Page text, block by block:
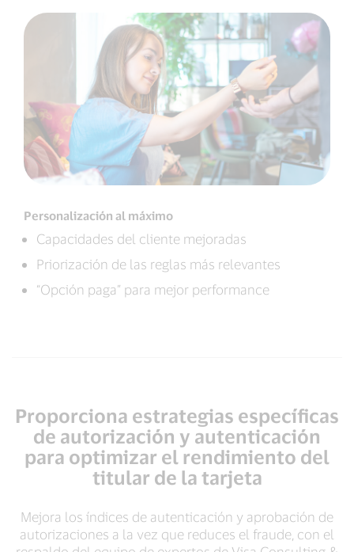
Personalización al máximo
Capacidades del cliente mejoradas
Priorización de las reglas más relevantes
“Opción paga” para mejor performance
Proporciona estrategias específicas
de autorización y autenticación
para optimizar el rendimiento del
titular de la tarjeta
Mejora los índices de autenticación y aprobación de
autorizaciones a la vez que reduces el fraude, con el